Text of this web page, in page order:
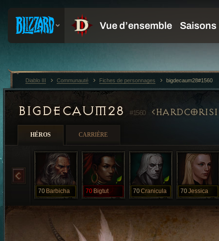
BIGDECAUM28 #1560
HÉROS CARRIÈRE
70 Barbicha 70 Bigtut 70Cranicula 70Jessica
Diablo III Communauté Fiches de personnages bigdecaum28#1560